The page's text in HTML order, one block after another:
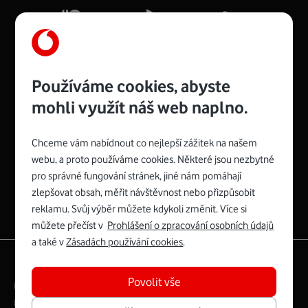
Více o COMPAL CH7465VF
Zyxel VMG8623-T50B:
Rozměry modemu jsou 16 x 22 x 7,5 cm (včetně stojánku)
a nabízí 4 gigabitové LAN porty a bezdrátové připojení Wi-
Fi ve verzích 802.11 b/g/n/ac pro frekvenci 2,4 GHz a
Mb/s.
Více o Zyxel VMG8623-T50B
Spojte se s Vodafonem
Právní­ podmí­nky
Ochrana soukromí­
Digitální odpovědnost
Používáme cookies, abyste
mohli využít náš web naplno.
Chceme vám nabídnout co nejlepší zážitek na našem
webu, a proto používáme cookies. Některé jsou nezbytné
pro správné fungování stránek, jiné nám pomáhají
zlepšovat obsah, měřit návštěvnost nebo přizpůsobit
reklamu. Svůj výběr můžete kdykoli změnit. Více si
můžete přečíst v Prohlášení o zpracování osobních údajů
a také vZásadách používání cookies.
Povolit vše